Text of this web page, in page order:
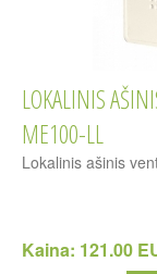
LOKALINIS
ME100-LL
Lokalinis ašinis
Kaina: 121.00